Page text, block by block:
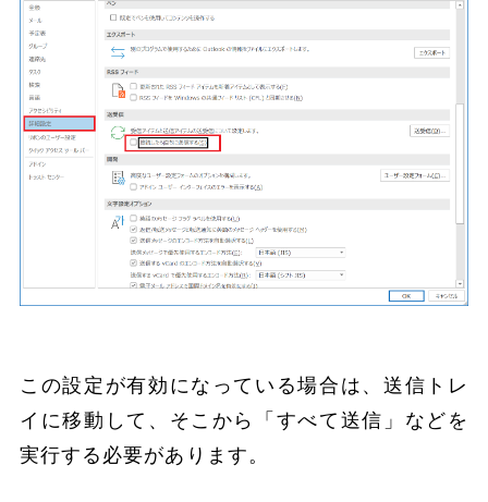
この設定が有効になっている場合は、送信トレ
イに移動して、そこから「すべて送信」などを
実行する必要があります。